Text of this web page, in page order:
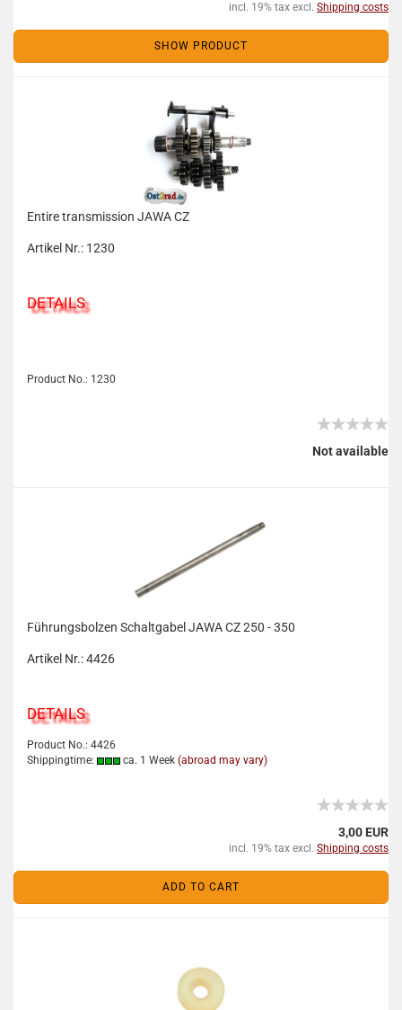
incl. 19% tax excl. Shipping costs
SHOW PRODUCT
Entire transmission JAWA CZ
Artikel Nr.: 1230
DETAILS
Product No.: 1230
Not available
Führungsbolzen Schaltgabel JAWA CZ 250 - 350
Artikel Nr.: 4426
DETAILS
Product No.: 4426
Shippingtime:
ca. 1 Week (abroad may vary)
3,00 EUR
incl. 19% tax excl. Shipping costs
ADD TO CART